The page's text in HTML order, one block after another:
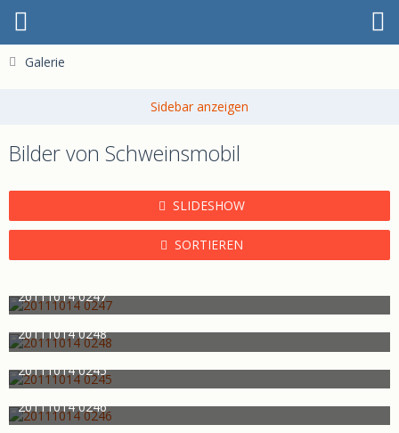
Galerie
Bilder von Schweinsmobil
SLIDESHOW
SORTIEREN
20111014 0247
Schweinsmobil
17. Oktober 2011
1.012
0 0
20111014 0248
Schweinsmobil
17. Oktober 2011
773
0 0
20111014 0245
Schweinsmobil
17. Oktober 2011
926
0 0
20111014 0246
Schweinsmobil
17. Oktober 2011